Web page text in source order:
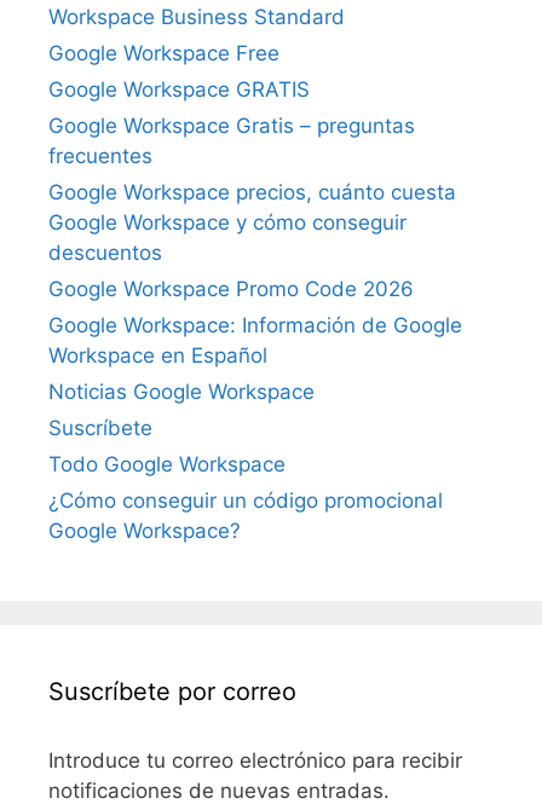
Workspace Business Standard
Google Workspace Free
Google Workspace GRATIS
Google Workspace Gratis – preguntas
frecuentes
Google Workspace precios, cuánto cuesta
Google Workspace y cómo conseguir
descuentos
Google Workspace Promo Code 2026
Google Workspace: Información de Google
Workspace en Español
Noticias Google Workspace
Suscríbete
Todo Google Workspace
¿Cómo conseguir un código promocional
Google Workspace?
Suscríbete por correo
Introduce tu correo electrónico para recibir
notificaciones de nuevas entradas.